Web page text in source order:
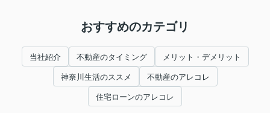
おすすめのカテゴリ
当社紹介 不動産のタイミング メリット・デメリット
神奈川生活のススメ 不動産のアレコレ
住宅ローンのアレコレ